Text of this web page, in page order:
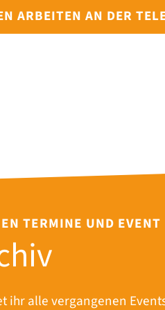
ARBEITEN AN DER
TERMINE UND EVENT
ihr alle vergangenen